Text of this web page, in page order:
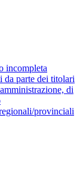
incompleta
da parte dei titolari
di
provinciali